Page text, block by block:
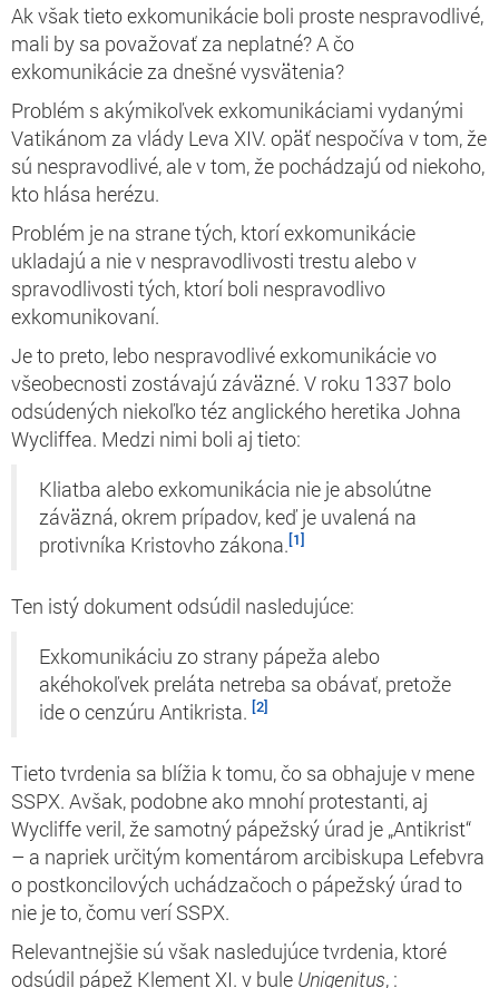
Ak však tieto exkomunikácie boli proste nespravodlivé,
mali by sa považovať za neplatné? A čo
exkomunikácie za dnešné vysvätenia?
Problém s akýmikoľvek exkomunikáciami vydanými
Vatikánom za vlády Leva XIV. opäť nespočíva v tom, že
sú nespravodlivé, ale v tom, že pochádzajú od niekoho,
kto hlása herézu.
Problém je na stranetých, ktorí exkomunikácie
ukladajú a nie v nespravodlivosti trestu alebo v
spravodlivosti tých, ktorí boli nespravodlivo
exkomunikovaní.
Je to preto, lebo nespravodlivé exkomunikácie vo
všeobecnosti zostávajú záväzné. V roku 1337 bolo
odsúdených niekoľko téz anglického heretika Johna
Wycliffea. Medzi nimi boli aj tieto:
Kliatba alebo exkomunikácia nie je absolútne
záväzná, okrem prípadov, keď je uvalená na
protivníka Kristovho zákona.[1]
Ten istý dokument odsúdil nasledujúce:
Exkomunikáciu zo strany pápeža alebo
akéhokoľvek preláta netreba sa obávať, pretože
ide o cenzúru Antikrista. [2]
Tieto tvrdenia sa blížia k tomu, čo sa obhajuje v mene
SSPX. Avšak, podobne ako mnohí protestanti, aj
Wycliffe veril, že samotný pápežský úrad je „Antikrist“
– a napriek určitým komentárom arcibiskupa Lefebvra
o postkoncilových uchádzačoch o pápežský úrad to
nie je to, čomu verí SSPX.
Relevantnejšie sú však nasledujúce tvrdenia, ktoré
odsúdil pápež Klement XI. v bule Unigenitus, :